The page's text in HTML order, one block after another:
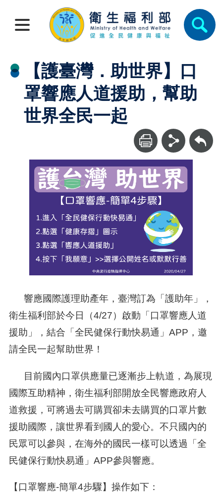
【護臺灣．助世界】口
罩響應人道援助，幫助
世界全民一起
回上一頁
響應國際護理助產年，臺灣訂為「護助年」，
衛生福利部於今日（4/27）啟動「口罩響應人道
援助」，結合「全民健保行動快易通」APP，邀
請全民一起幫助世界！
目前國內口罩供應量已逐漸步上軌道，為展現
國際互助精神，衛生福利部開放全民響應政府人
道救援，可將過去可購買卻未去購買的口罩片數
援助國際，讓世界看到國人的愛心。不只國內的
民眾可以參與，在海外的國民一樣可以透過「全
民健保行動快易通」APP參與響應。
【口罩響應-簡單4步驟】操作如下：